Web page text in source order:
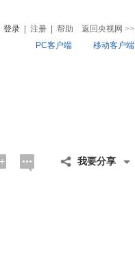
登录 注册 帮助 返回央视网 >>
PC客户端
移动客户端
我要分享